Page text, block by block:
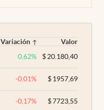
Variación
Valor
0,62% $20.180,40
-0,01% $1957,69
-0,17% $7723,55